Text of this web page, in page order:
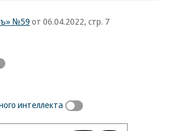
№59 от 06.04.2022, стр. 7
интеллекта